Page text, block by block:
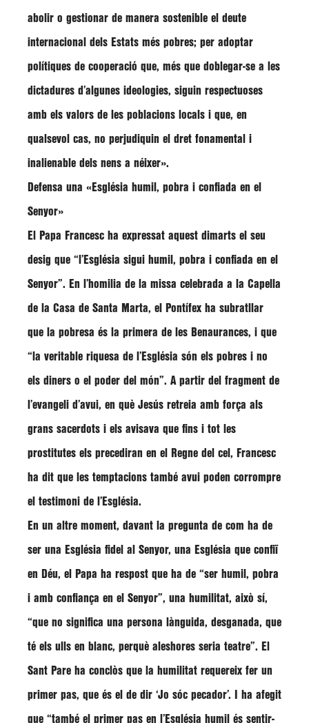
abolir o gestionar de manera sostenible el deute
internacional dels Estats més pobres; per adoptar
polítiques de cooperació que, més que doblegar-se a les
dictadures d’algunes ideologies, siguin respectuoses
amb els valors de les poblacions locals i que, en
qualsevol cas, no perjudiquin el dret fonamental i
inalienable dels nens a néixer».
Defensa una «Església humil, pobra i confiada en el
Senyor»
El Papa Francesc ha expressat aquest dimarts el seu
desig que “l’Església sigui humil, pobra i confiada en el
Senyor”. En l’homilia de la missa celebrada a la Capella
de la Casa de Santa Marta, el Pontífex ha subratllar
que la pobresa és la primera de les Benaurances, i que
“la veritable riquesa de l’Església són els pobres i no
els diners o el poder del món”. A partir del fragment de
l’evangeli d’avui, en què Jesús retreia amb força als
grans sacerdots i els avisava que fins i tot les
prostitutes els precediran en el Regne del cel, Francesc
ha dit que les temptacions també avui poden corrompre
el testimoni de l’Església.
En un altre moment, davant la pregunta de com ha de
ser una Església fidel al Senyor, una Església que confiï
en Déu, el Papa ha respost que ha de “ser humil, pobra
i amb confiança en el Senyor”, una humilitat, això sí,
“que no significa una persona lànguida, desganada, que
té els ulls en blanc, perquè aleshores seria teatre”. El
Sant Pare ha conclòs que la humilitat requereix fer un
primer pas, que és el de dir ‘Jo sóc pecador’. I ha afegit
que “també el primer pas en l’Església humil és sentir-